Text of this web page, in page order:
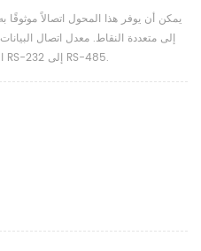
الثانية .. طرق الاتصال المدعومة هي محول RS-232 إلى RS-485.